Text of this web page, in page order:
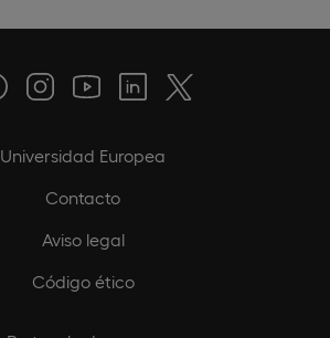
Universidad Europea
Contacto
Aviso legal
Código ético